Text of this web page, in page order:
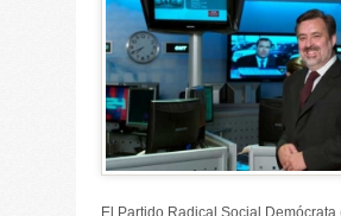
El Partido Radical Social Demócrata